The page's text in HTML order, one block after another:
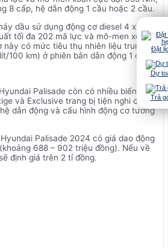
8 cấp, hệ dẫn động 1 cầu hoặc 2 cầu.
dầu sử dụng động cơ diesel 4 xi-lanh,
tối đa 202 mã lực và mô-men xoắn
có mức tiêu thụ nhiên liệu trung bình
100 km) ở phiên bản dẫn động 1 cầu.
Palisade còn có nhiều biến thể
và Exclusive trang bị tiện nghi cơ bản
dẫn động và cấu hình động cơ tương
Palisade 2024 có giá dao động
688 – 902 triệu đồng). Nếu về
định giá trên 2 tỉ đồng.
Đặt
Dự
Trả